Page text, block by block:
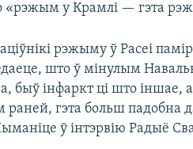
«рэжым у Крамлі — гэта
рэжыму ў Расеі
што ў мінулым
быў інфаркт ці што іншае,
гэта больш падобна
ў інтэрвію Радыё